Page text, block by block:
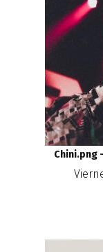
Chini.png